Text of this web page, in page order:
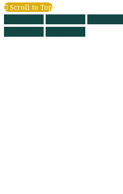
Scroll to Top